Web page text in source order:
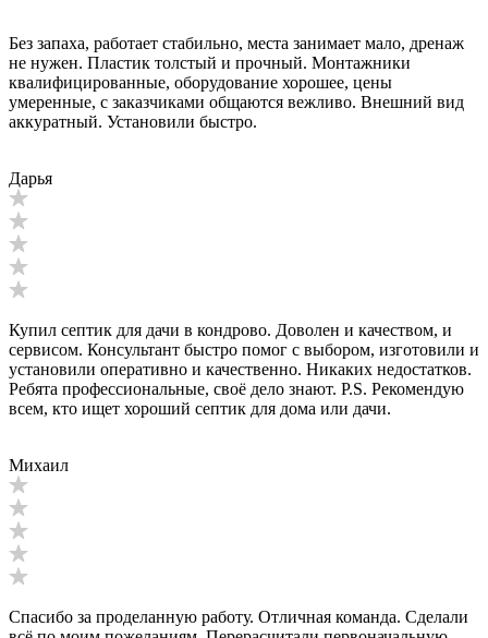
Без запаха, работает стабильно, места занимает мало, дренаж
не нужен. Пластик толстый и прочный. Монтажники
квалифицированные, оборудование хорошее, цены
умеренные, с заказчиками общаются вежливо. Внешний вид
аккуратный. Установили быстро.
Дарья
Купил септик для дачи в кондрово. Доволен и качеством, и
сервисом. Консультант быстро помог с выбором, изготовили и
установили оперативно и качественно. Никаких недостатков.
Ребята профессиональные, своё дело знают. P.S. Рекомендую
всем, кто ищет хороший септик для дома или дачи.
Михаил
Спасибо за проделанную работу. Отличная команда. Сделали